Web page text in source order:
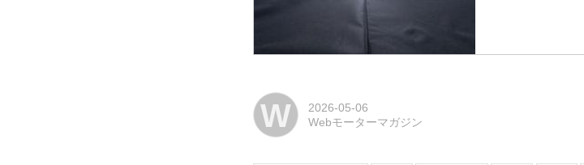
W
2026-05-06
Webモーターマガジン